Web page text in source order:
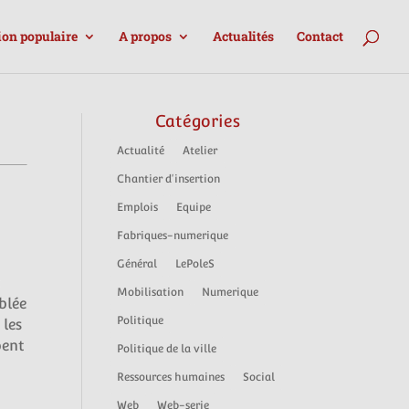
populaire A propos Actualités Contact
Catégories
Actualité Atelier
Chantier d'insertion
Emplois Equipe
Fabriques-numerique
Général LePoleS
Mobilisation Numerique
Politique
Politique de la ville
Ressources humaines Social
Web Web-serie